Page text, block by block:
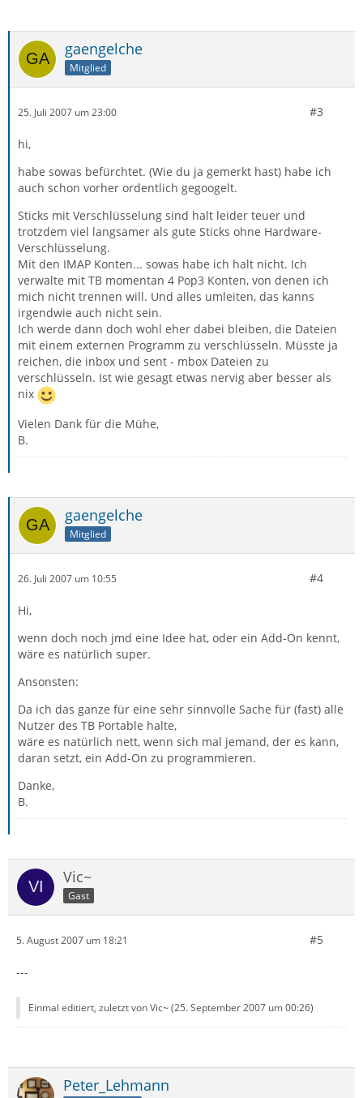
gaengelche
Mitglied
25. Juli 2007 um 23:00 #3
hi,
habe sowas befürchtet. (Wie du ja gemerkt hast) habe ich
auch schon vorher ordentlich gegoogelt.
Sticks mit Verschlüsselung sind halt leider teuer und
trotzdem viel langsamer als gute Sticks ohne Hardware-
Verschlüsselung.
Mit den IMAP Konten... sowas habe ich halt nicht. Ich
verwalte mit TB momentan 4 Pop3 Konten, von denen ich
mich nicht trennen will. Und alles umleiten, das kanns
irgendwie auch nicht sein.
Ich werde dann doch wohl eher dabei bleiben, die Dateien
mit einem externen Programm zu verschlüsseln. Müsste ja
reichen, die inbox und sent - mbox Dateien zu
verschlüsseln. Ist wie gesagt etwas nervig aber besser als
nix
Vielen Dank für die Mühe,
B.
gaengelche
Mitglied
26. Juli 2007 um 10:55 #4
Hi,
wenn doch noch jmd eine Idee hat, oder ein Add-On kennt,
wäre es natürlich super.
Ansonsten:
Da ich das ganze für eine sehr sinnvolle Sache für (fast) alle
Nutzer des TB Portable halte,
wäre es natürlich nett, wenn sich mal jemand, der es kann,
daran setzt, ein Add-On zu programmieren.
Danke,
B.
Vic~
Gast
5. August 2007 um 18:21 #5
---
Einmal editiert, zuletzt von Vic~ (25. September 2007 um 00:26)
Peter_Lehmann